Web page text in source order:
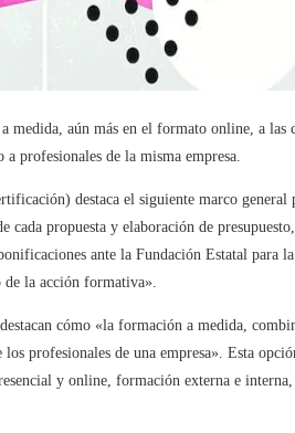
medida, aún más en el formato online, a las
a profesionales de la misma empresa.
destaca el siguiente marco general
cada propuesta y elaboración de
ante la Fundación Estatal para
la acción formativa».
cómo «la formación a medida,
profesionales de una empresa». Esta
y online, formación externa e interna,